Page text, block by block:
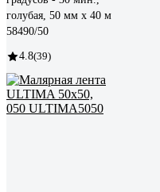
голубая, 50 мм х 40 м
58490/50
4.8(39)